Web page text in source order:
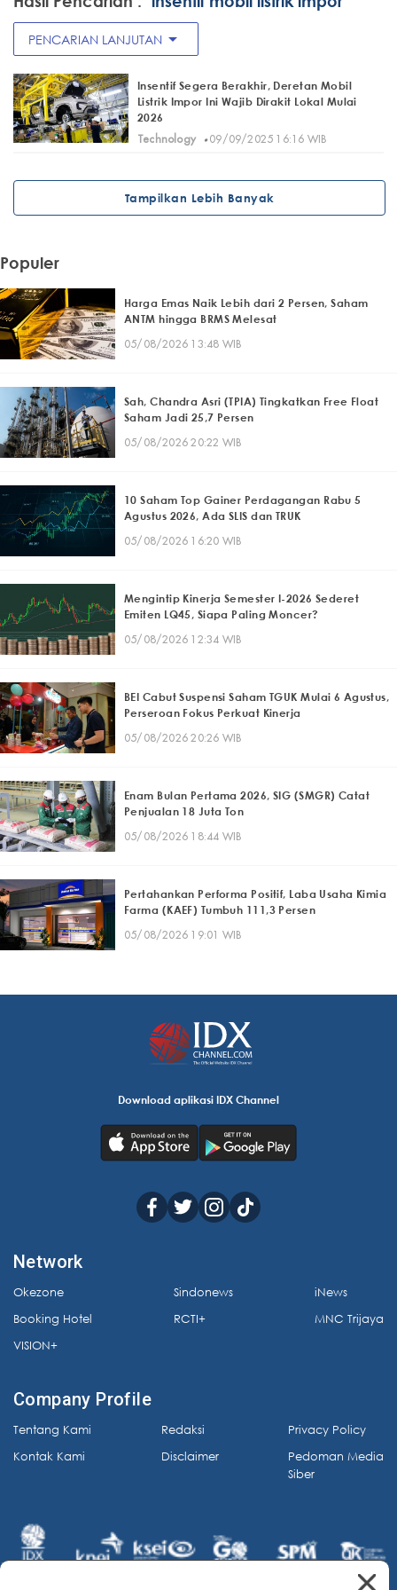
PENCARIAN LANJUTAN arrow_drop_down
Insentif Segera Berakhir, Deretan Mobil
Listrik Impor Ini Wajib Dirakit Lokal Mulai
2026
Technology
· 09/09/2025 16:16 WIB
Tampilkan Lebih Banyak
Populer
Harga Emas Naik Lebih dari 2 Persen, Saham
ANTM hingga BRMS Melesat
05/08/2026 13:48 WIB
Sah, Chandra Asri (TPIA) Tingkatkan Free Float
Saham Jadi 25,7 Persen
05/08/2026 20:22 WIB
10 Saham Top Gainer Perdagangan Rabu 5
Agustus 2026, Ada SLIS dan TRUK
05/08/2026 16:20 WIB
Mengintip Kinerja Semester I-2026 Sederet
Emiten LQ45, Siapa Paling Moncer?
05/08/2026 12:34 WIB
BEI Cabut Suspensi Saham TGUK Mulai 6 Agustus,
Perseroan Fokus Perkuat Kinerja
05/08/2026 20:26 WIB
Enam Bulan Pertama 2026, SIG (SMGR) Catat
Penjualan 18 Juta Ton
05/08/2026 18:44 WIB
Pertahankan Performa Positif, Laba Usaha Kimia
Farma (KAEF) Tumbuh 111,3 Persen
05/08/2026 19:01 WIB
Download aplikasi IDX Channel
Network
Okezone
Booking Hotel
VISION+
Sindonews
RCTI+
iNews
MNC Trijaya
Company Profile
Tentang Kami
Kontak Kami
Redaksi
Disclaimer
Privacy Policy
Pedoman Media
Siber